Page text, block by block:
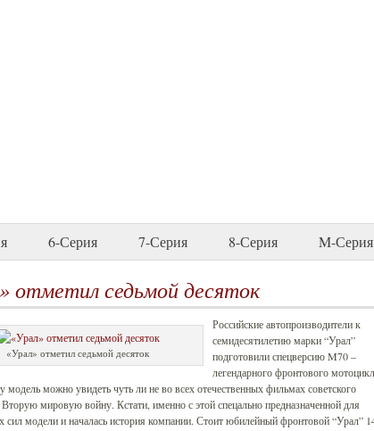
6-Серия 7-Серия 8-Серия M-Серия
отметил седьмой десяток
«Урал» отметил седьмой десяток
Российские автопроизводители к
семидесятилетию марки “Урал”
подготовили спецверсию M70 –
легендарного фронтового
модель можно увидеть чуть ли не во всех отечественных фильмах советского
мировую войну. Кстати, именно с этой спецально предназначенной для
сил модели и началась история компании. Стоит юбилейный фронтовой “Урал”